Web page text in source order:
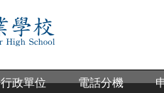
行政單位 電話分機